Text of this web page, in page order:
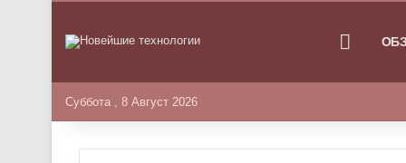
Суббота , 8 Август 2026